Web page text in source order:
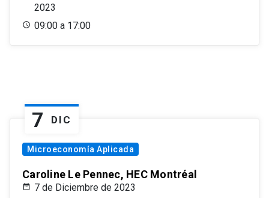
2023
09:00 a 17:00
7 DIC
Microeconomía Aplicada
Caroline Le Pennec, HEC Montréal
7 de Diciembre de 2023